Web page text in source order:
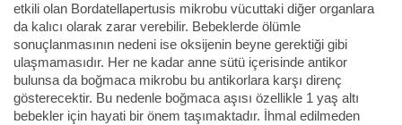
etkili olan Bordatellapertusis mikrobu vücuttaki diğer organlara
da kalıcı olarak zarar verebilir. Bebeklerde ölümle
sonuçlanmasının nedeni ise oksijenin beyne gerektiği gibi
ulaşmamasıdır. Her ne kadar anne sütü içerisinde antikor
bulunsa da boğmaca mikrobu bu antikorlara karşı direnç
gösterecektir. Bu nedenle boğmaca aşısı özellikle 1 yaş altı
bebekler için hayati bir önem taşımaktadır. İhmal edilmeden